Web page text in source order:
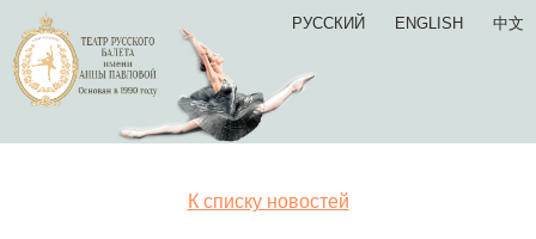
РУССКИЙ ENGLISH 中文
К списку новостей